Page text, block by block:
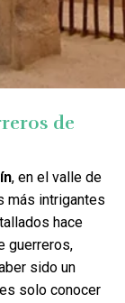
de
, en el valle de
más intrigantes
hace
guerreros,
sido un
solo conocer